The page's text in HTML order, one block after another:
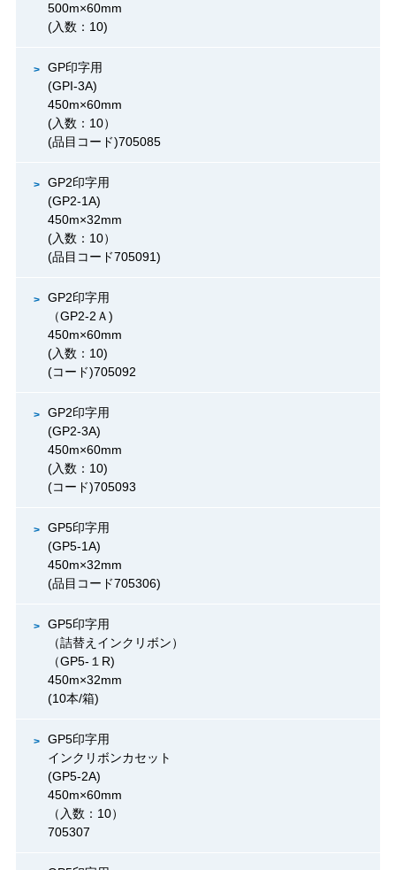
500m×60mm
(入数：10)
GP印字用
(GPI-3A)
450m×60mm
(入数：10）
(品目コード)705085
GP2印字用
(GP2-1A)
450m×32mm
(入数：10）
(品目コード705091)
GP2印字用
（GP2-2Ａ)
450m×60mm
(入数：10)
(コード)705092
GP2印字用
(GP2-3A)
450m×60mm
(入数：10)
(コード)705093
GP5印字用
(GP5-1A)
450m×32mm
(品目コード705306)
GP5印字用
（詰替えインクリボン）
（GP5-１R)
450m×32mm
(10本/箱)
GP5印字用
インクリボンカセット
(GP5-2A)
450m×60mm
（入数：10）
705307